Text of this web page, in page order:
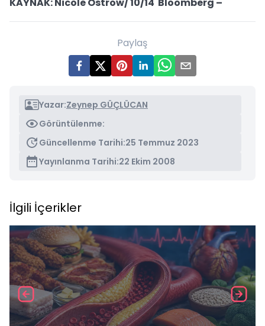
Paylaş
Yazar:Zeynep GÜÇLÜCAN
Görüntülenme:
Güncellenme Tarihi:25 Temmuz 2023
Yayınlanma Tarihi:22 Ekim 2008
İlgili İçerikler